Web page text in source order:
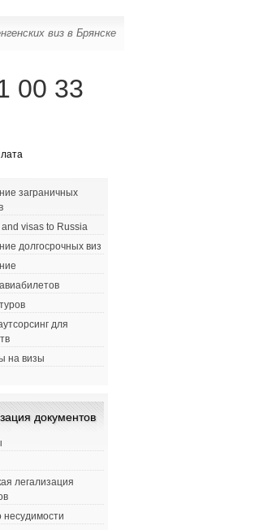
виз в Брянске
00 33
заграничных
and visas to Russia
долгосрочных виз
для
на визы
документов
легализация
несудимости